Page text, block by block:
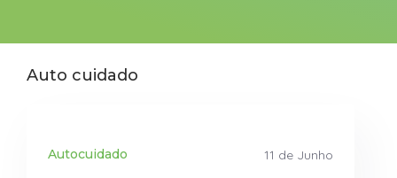
Auto cuidado
Autocuidado 11 de Junho